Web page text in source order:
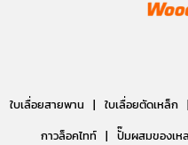
ใบเลื่อยสายพาน | ใบเลื่อยตัดเหล็ก |
กาวล็อคไทท์ | ปั๊มผสมของเห